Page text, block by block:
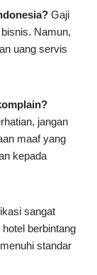
Gaji
Namun,
uang servis
jangan
maaf yang
kepada
sangat
berbintang
standar